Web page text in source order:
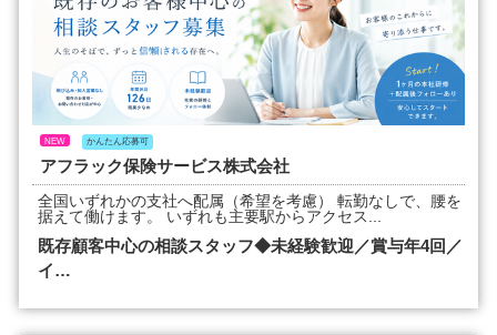
NEW かんたん応募可
アフラック保険サービス株式会社
全国いずれかの支社へ配属（希望を考慮） 転勤なしで、腰を
据えて働けます。 いずれも主要駅からアクセス...
既存顧客中心の相談スタッフ◆未経験歓迎／賞与年4回／
イ…